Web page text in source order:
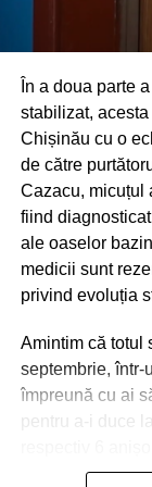
În a doua parte
stabilizat,
Chișinău cu o
de către
Cazacu, micuțul
fiind
ale oaselor
medicii sunt
privind evoluția
Amintim că totul
septembrie, într-
împreună cu ai
pentru a-i duce
de-al treilea